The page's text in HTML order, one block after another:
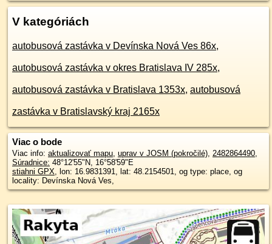
V kategóriách
autobusová zastávka v Devínska Nová Ves 86x,
autobusová zastávka v okres Bratislava IV 285x,
autobusová zastávka v Bratislava 1353x, autobusová
zastávka v Bratislavský kraj 2165x
Viac o bode
Viac info: aktualizovať mapu, uprav v JOSM (pokročilé), 2482864490,
Súradnice: 48°12'55"N, 16°58'59"E
stiahni GPX, lon: 16.9831391, lat: 48.2154501, og type: place, og
locality: Devínska Nová Ves,